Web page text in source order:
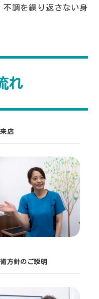
不調を繰り返さない身
れ
店
方針のご説明